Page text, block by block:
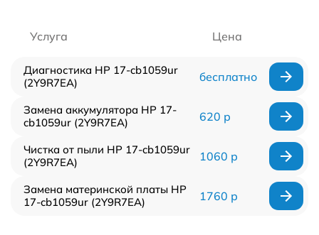
Услуга Цена
Диагностика HP 17-cb1059ur
(2Y9R7EA)
бесплатно
Замена аккумулятора HP 17-
cb1059ur (2Y9R7EA)
620 р
Чистка от пыли HP 17-cb1059ur
(2Y9R7EA)
1060 р
Замена материнской платы HP
17-cb1059ur (2Y9R7EA)
1760 р